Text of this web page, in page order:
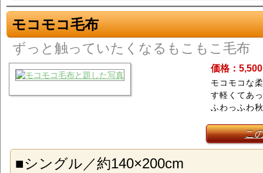
モコモコ毛布
ずっと触っていたくなるもこもこ毛布
価格：
モコモコな
す軽くてあ
ふわっふわ
こ
■シングル／約140×200cm